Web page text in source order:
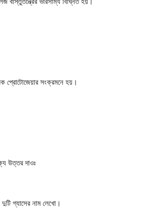
প্রোটোজেয়ার সংক্রমনে হয়।
উত্তর দাওঃ
গ্যাসের নাম লেখো।